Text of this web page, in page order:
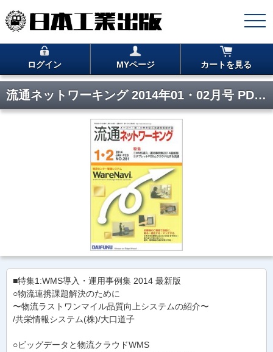
ログイン MYページ カートを見る
流通ネットワーキング 2014年01・02月号 PDF版
■特集1:WMS導入・運用事例集 2014 最新版
○物流連携課題解決のために
〜物流ラストワンマイル品質向上システムの紹介〜
/共栄情報システム(株)/大口道子
○ビッグデータと物流クラウドWMS